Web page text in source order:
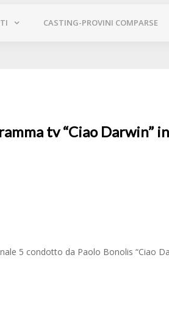
CASTING-PROVINI COMPARSE
tv “Ciao Darwin” in
5 condotto da Paolo Bonolis “Ciao